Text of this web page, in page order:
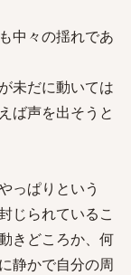
中々の揺れであ
未だに動いては
ば声を出そうと
っぱりという
られているこ
きどころか、何
静かで自分の周